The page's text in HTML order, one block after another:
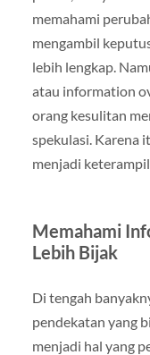
memahami
mengambil
lebih lengkap.
atau information
orang kesulitan
spekulasi. Karena
menjadi
Memahami
Lebih Bijak
Di tengah
pendekatan yang
menjadi hal yang